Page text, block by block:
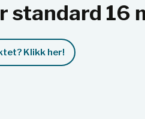
standard 16
Klikk her!